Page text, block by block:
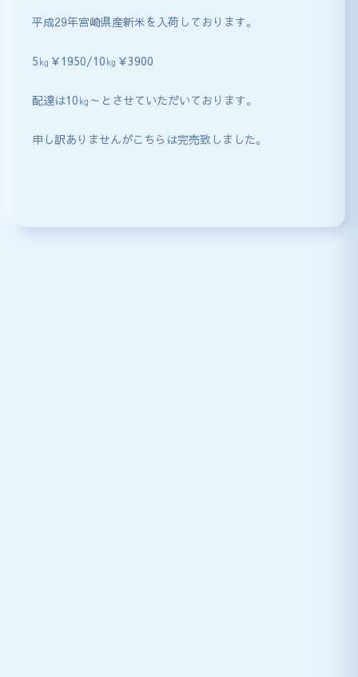
平成29年宮崎県産新米を入荷しております。
5㎏￥1950/10㎏￥3900
配達は10㎏～とさせていただいております。
申し訳ありませんがこちらは完売致しました。